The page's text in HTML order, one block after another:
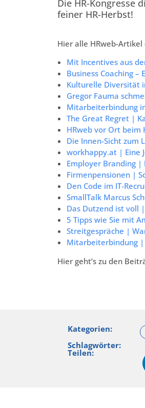
Die HR-Kongresse
feiner HR-Herbst!
Hier alle HRweb-Artikel
Mit Incentives aus
Business Coaching
Kulturelle Diversität
Gregor Fauma
Mitarbeiterbindung
The Great Regret |
HRweb vor Ort beim
Die Innen-Sicht zum
workhappy.at | Eine
Employer Branding |
Firmenpensionen |
Den Code im IT-
SmallTalk Marcus
Das Dutzend ist voll
5 Tipps wie Sie mit
Streitgespräche |
Mitarbeiterbindung |
Hier geht’s zu den
Kategorien:
Schlagwörter:
Teilen: